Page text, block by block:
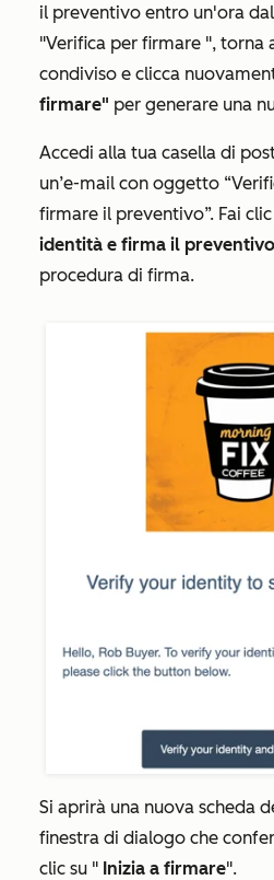
il preventivo entro un'ora
"Verifica per firmare ", torna
condiviso e clicca
firmare" per generare una
Accedi alla tua casella di
un’e-mail con oggetto
firmare il preventivo”. Fai
identità e firma il preventivo
procedura di firma.
Si aprirà una nuova scheda
finestra di dialogo che
clic su " Inizia a firmare".